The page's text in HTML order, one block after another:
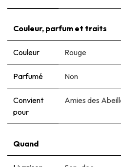
Couleur, parfum et traits
Couleur Rouge
Parfumé Non
Convient
pour
Amies des
Quand